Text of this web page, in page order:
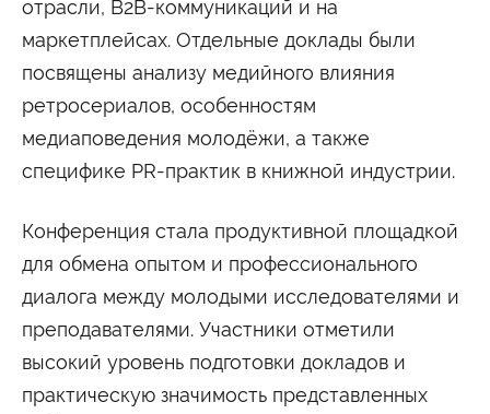
отрасли, B2B-коммуникаций и на
маркетплейсах. Отдельные доклады были
посвящены анализу медийного влияния
ретросериалов, особенностям
медиаповедения молодёжи, а также
специфике PR-практик в книжной индустрии.
Конференция стала продуктивной площадкой
для обмена опытом и профессионального
диалога между молодыми исследователями и
преподавателями. Участники отметили
высокий уровень подготовки докладов и
практическую значимость представленных